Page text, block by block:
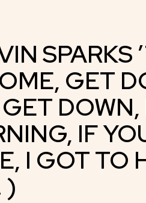
SPARKS
GET
DOWN,
IF
I GOT TO
)